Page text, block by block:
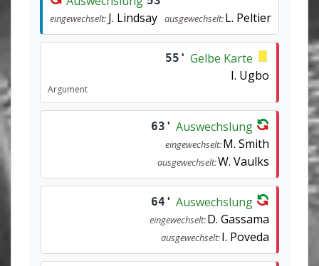
eingewechselt: J. Lindsay ausgewechselt:L. Peltier
55' Gelbe Karte
I. Ugbo
Argument
63' Auswechslung
eingewechselt:M. Smith
ausgewechselt:W. Vaulks
64' Auswechslung
eingewechselt:D. Gassama
ausgewechselt:I. Poveda